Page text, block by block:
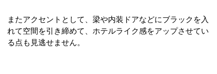
またアクセントとして、梁や内装ドアなどにブラックを入
れて空間を引き締めて、ホテルライク感をアップさせてい
る点も見逃せません。